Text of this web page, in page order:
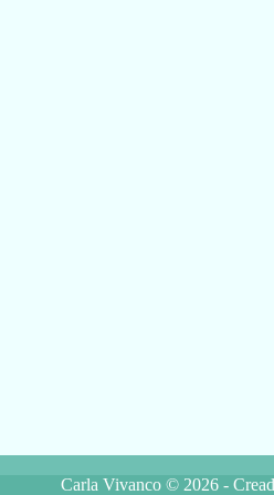
Carla Vivanco © 2026 -